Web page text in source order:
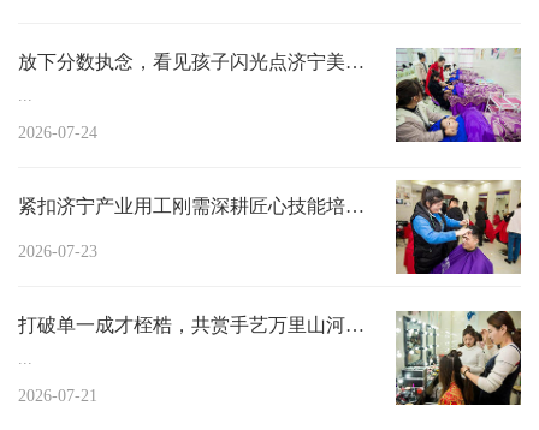
放下分数执念，看见孩子闪光点济宁美开乐面...
2026-07-24
紧扣济宁产业用工刚需深耕匠心技能培育美开...
2026-07-23
打破单一成才桎梏，共赏手艺万里山河济宁美...
2026-07-21